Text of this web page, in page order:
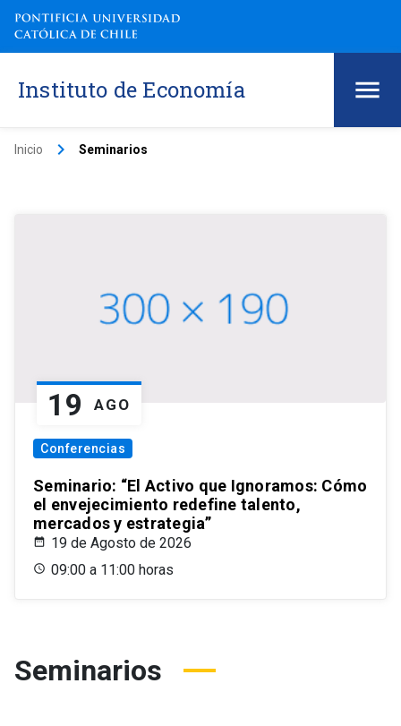
Instituto de Economía
Inicio keyboard_arrow_right Seminarios
19 AGO
Conferencias
Seminario: “El Activo que Ignoramos: Cómo
el envejecimiento redefine talento,
mercados y estrategia”
19 de Agosto de 2026
09:00 a 11:00 horas
Seminarios